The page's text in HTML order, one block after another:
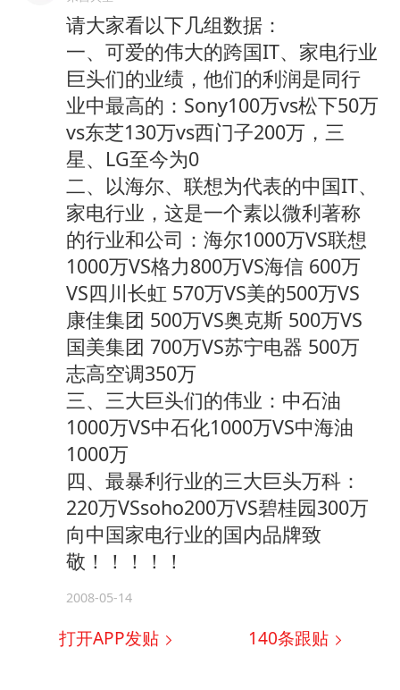
请大家看以下几组数据：
一、可爱的伟大的跨国IT、家电行业
巨头们的业绩，他们的利润是同行
业中最高的：Sony100万vs松下50万
vs东芝130万vs西门子200万，三
星、LG至今为0
二、以海尔、联想为代表的中国IT、
家电行业，这是一个素以微利著称
的行业和公司：海尔1000万VS联想
1000万VS格力800万VS海信 600万
VS四川长虹 570万VS美的500万VS
康佳集团 500万VS奥克斯 500万VS
国美集团 700万VS苏宁电器 500万
志高空调350万
三、三大巨头们的伟业：中石油
1000万VS中石化1000万VS中海油
1000万
四、最暴利行业的三大巨头万科：
220万VSsoho200万VS碧桂园300万
向中国家电行业的国内品牌致
敬！！！！！
2008-05-14
打开APP发贴 140条跟贴